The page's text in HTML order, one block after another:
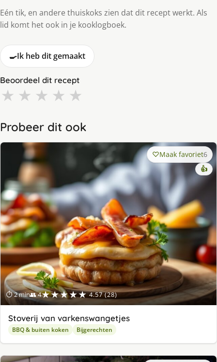
Eén tik, en andere thuiskoks zien dat dit recept werkt. Als
lid komt het ook in je kooklogboek.
🍳Ik heb dit gemaakt
Beoordeel dit recept
★ ★ ★ ★ ★
Probeer dit ook
⏱ 2 min👥 4★★★★★ 4.57 (28)
Maak favoriet6
👍
Stoverij van varkenswangetjes
BBQ & buiten koken Bijgerechten